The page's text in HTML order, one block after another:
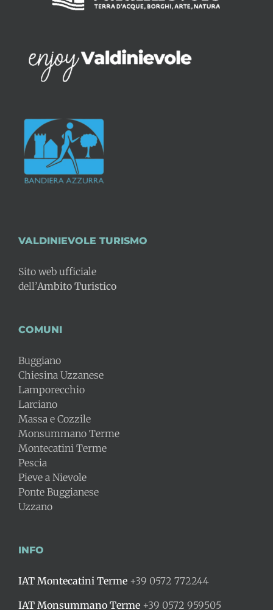
VALDINIEVOLE TURISMO
Sito web ufficiale
dell’Ambito Turistico
COMUNI
Buggiano
Chiesina Uzzanese
Lamporecchio
Larciano
Massa e Cozzile
Monsummano Terme
Montecatini Terme
Pescia
Pieve a Nievole
Ponte Buggianese
Uzzano
INFO
IAT Montecatini Terme +39 0572 772244
IAT Monsummano Terme +39 0572 959505